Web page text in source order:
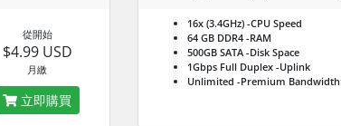
從開始
$4.99 USD
月繳
立即購買
16x (3.4GHz) -CPU Speed
64 GB DDR4 -RAM
500GB SATA -Disk Space
1Gbps Full Duplex -Uplink
Unlimited -Premium Bandwidth